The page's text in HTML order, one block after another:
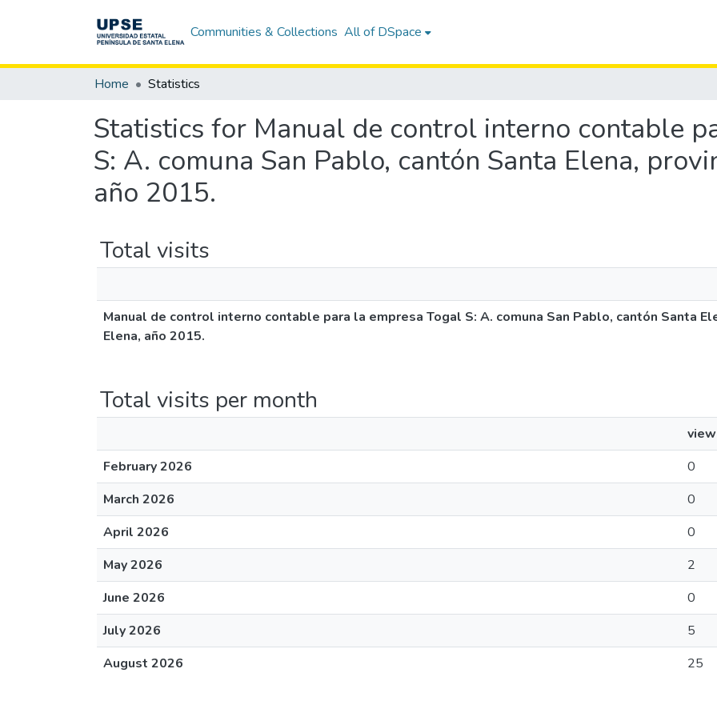
Communities & Collections All of DSpace
Home Statistics
Statistics for Manual de control interno contable
S: A. comuna San Pablo, cantón Santa Elena,
año 2015.
Total visits
Manual de control interno contable para la empresa Togal S: A. comuna San Pablo, cantón Santa
Elena, año 2015.
Total visits per month
February 2026
0
March 2026
0
April 2026
0
May 2026
2
June 2026
0
July 2026
5
August 2026
25